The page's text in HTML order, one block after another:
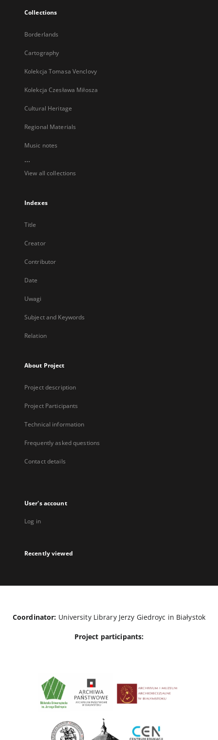
Collections
Borderlands
Cartography
Kolekcja Tomasa Venclovy
Kolekcja Czesława Miłosza
Cultural Heritage
Regional Materials
Music notes
...
View all collections
Indexes
Title
Creator
Contributor
Date
Uwagi
Subject and Keywords
Relation
About Project
Project description
Project Participants
Technical information
Frequently asked questions
Contact details
User's account
Log in
Recently viewed
Coordinator: University Library Jerzy Giedroyc in Białystok
Project participants: